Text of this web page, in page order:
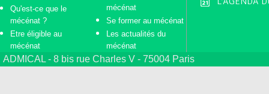
Qu'est-ce que le
mécénat ?
Etre éligible au
mécénat
mécénat
Se former au mécénat
Les actualités du
mécénat
ADMICAL - 8 bis rue Charles V - 75004 Paris